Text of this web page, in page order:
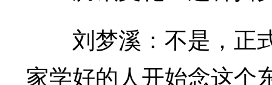
刘梦溪：不是，正
家学好的人开始念这个